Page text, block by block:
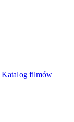
Katalog filmów